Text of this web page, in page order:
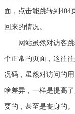
面，点击能跳转到404
回来的情况。
网站虽然对访客
个正常的页面，这往
况码，虽然对访问的用
啥差异，一样是提高
要的，甚至是丧身的。